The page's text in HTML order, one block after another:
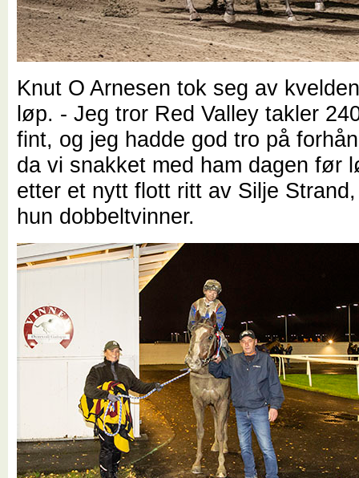
Knut O Arnesen tok seg av
løp. - Jeg tror Red Valley takler
fint, og jeg hadde god tro på
da vi snakket med ham dagen før
etter et nytt flott ritt av Silje
hun dobbeltvinner.